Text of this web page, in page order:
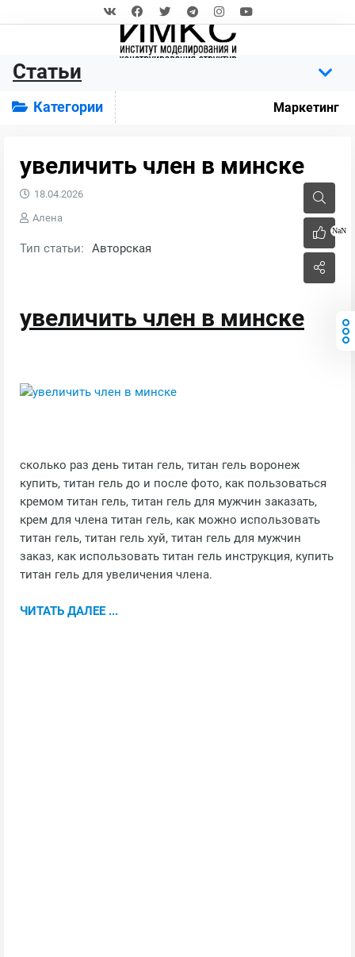
Статьи
Категории Маркетинг
увеличить член в минске
NaN
18.04.2026
Алена
Тип статьи: Авторская
увеличить член в минске
сколько раз день титан гель, титан гель воронеж
купить, титан гель до и после фото, как пользоваться
кремом титан гель, титан гель для мужчин заказать,
крем для члена титан гель, как можно использовать
титан гель, титан гель хуй, титан гель для мужчин
заказ, как использовать титан гель инструкция, купить
титан гель для увеличения члена.
ЧИТАТЬ ДАЛЕЕ ...